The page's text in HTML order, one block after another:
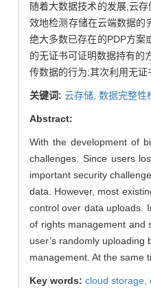
随着大数据技术的发展,云
效地检测存储在云端数据的
绝大多数已存在的PDP方案
的无证书可证明数据持有的
传数据的行为;其次利用无
关键词: 云存储, 数据完整性
Abstract:
With the development of
challenges. Since users
important security
data. However, most
control over data uploads.
of rights management and
user’s randomly
management. At the same
Key words: cloud storage,